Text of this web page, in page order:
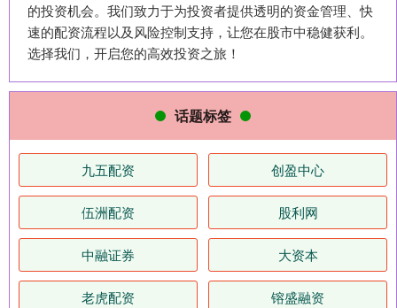
的投资机会。我们致力于为投资者提供透明的资金管理、快
速的配资流程以及风险控制支持，让您在股市中稳健获利。
选择我们，开启您的高效投资之旅！
话题标签
九五配资 创盈中心
伍洲配资 股利网
中融证券 大资本
老虎配资 镕盛融资